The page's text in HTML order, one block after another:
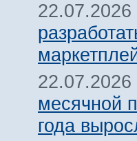
22.07.2026
22.07.2026
месячной
года